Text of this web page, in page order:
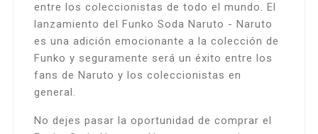
entre los coleccionistas de todo el mundo. El
lanzamiento del Funko Soda Naruto - Naruto
es una adición emocionante a la colección de
Funko y seguramente será un éxito entre los
fans de Naruto y los coleccionistas en
general.
No dejes pasar la oportunidad de comprar el